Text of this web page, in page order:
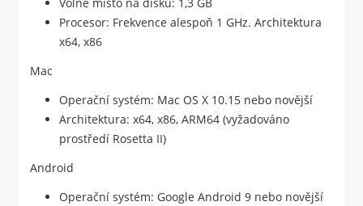
Procesor: Frekvence alespoň 1 GHz. Architektura
x64, x86
Mac
Operační systém: Mac OS X 10.15 nebo novější
Architektura: x64, x86, ARM64 (vyžadováno
prostředí Rosetta II)
Android
Operační systém: Google Android 9 nebo novější